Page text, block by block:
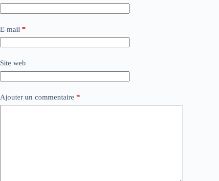
E-mail *
Site web
Ajouter un commentaire *